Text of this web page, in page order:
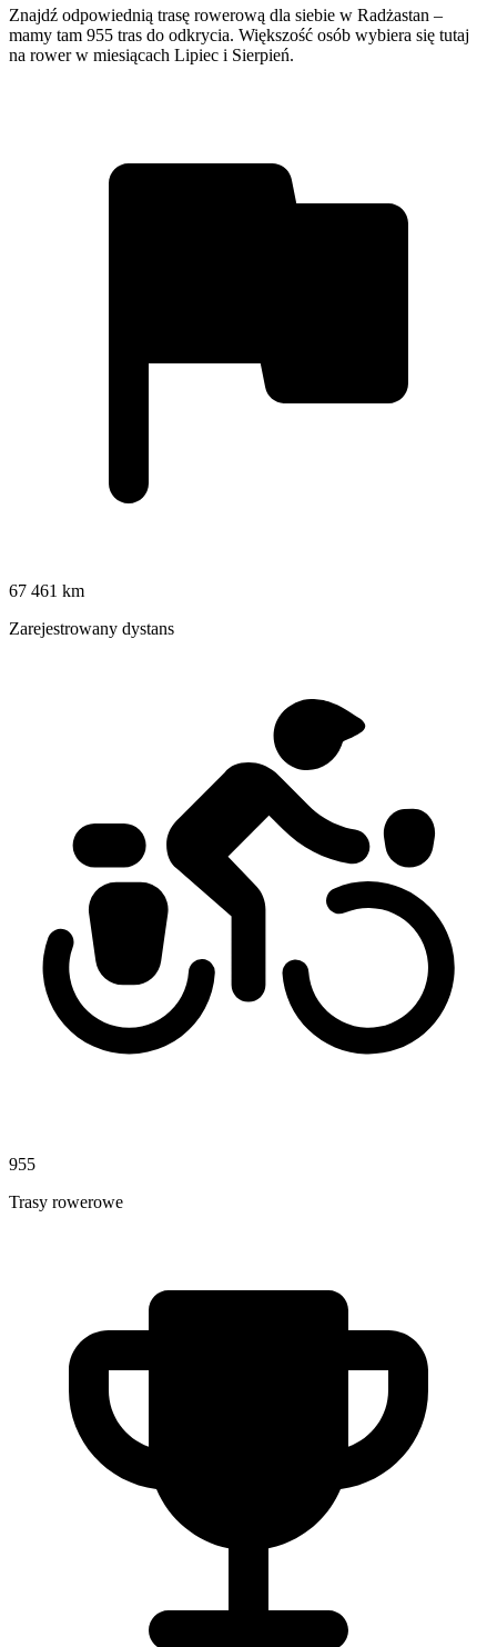
Znajdź odpowiednią trasę rowerową dla siebie w Radżastan –
mamy tam 955 tras do odkrycia. Większość osób wybiera się tutaj
na rower w miesiącach Lipiec i Sierpień.
67 461 km
Zarejestrowany dystans
955
Trasy rowerowe